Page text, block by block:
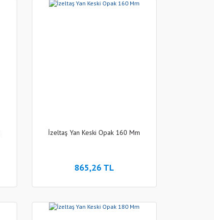
İzeltaş Yan Keski Opak 160 Mm
865,26 TL